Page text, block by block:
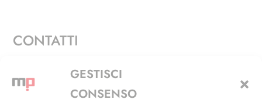
GESTISCI
CONSENSO
CONTATTI
Via Alfieri, 27 - Trezzano Sul Naviglio (MI)
+39 02 4846 3155